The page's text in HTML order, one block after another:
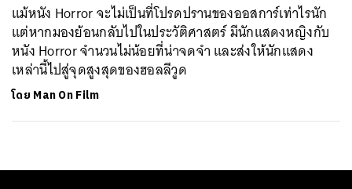
แม้หนัง Horror จะไม่เป็นที่โปรดปรานของออสการ์เท่าไรนัก
แต่หากมองย้อนกลับไปในประวัติศาสตร์ มีนักแสดงหญิงกับ
หนัง Horror จำนวนไม่น้อยที่น่าจดจำ และส่งให้นักแสดง
เหล่านี้ไปสู่จุดสูงสุดของฮอลลีวูด
โดย Man On Film